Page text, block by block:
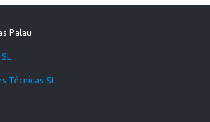
Palau
Técnicas SL